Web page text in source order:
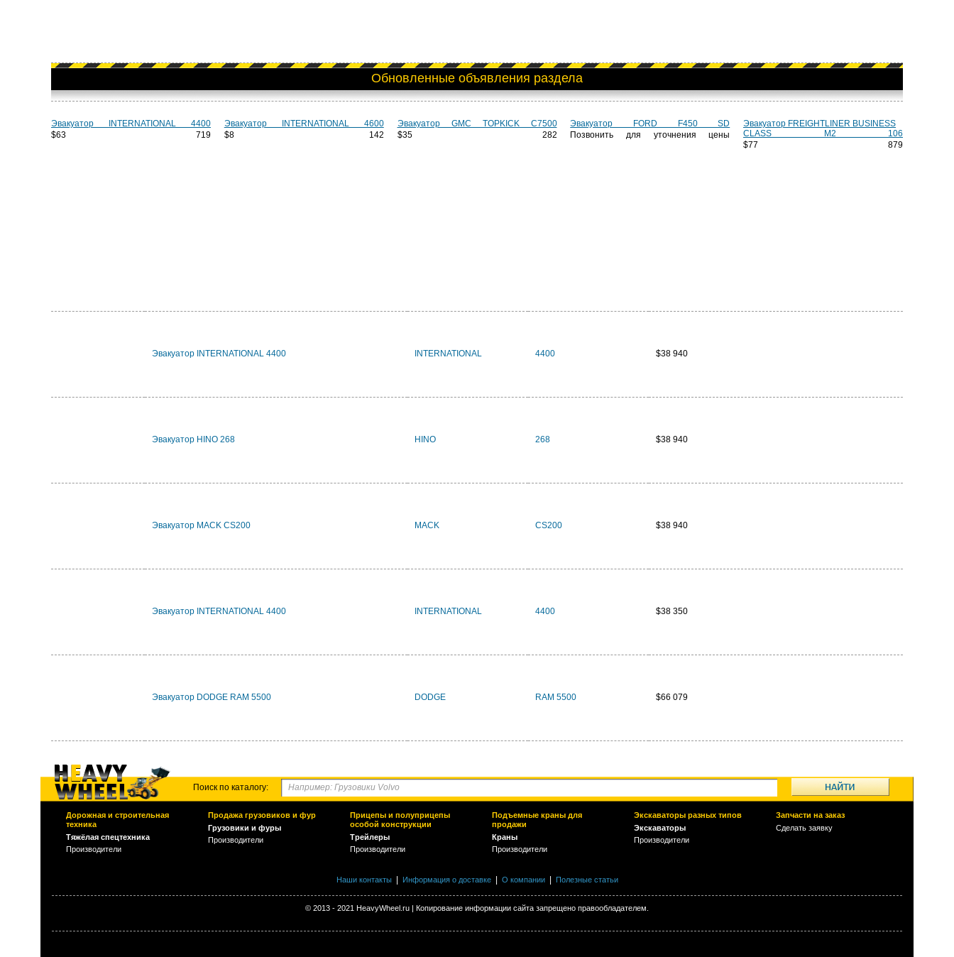
Обновленные объявления раздела
Эвакуатор INTERNATIONAL 4400
$63 719
Эвакуатор INTERNATIONAL 4600
$8 142
Эвакуатор GMC TOPKICK C7500
$35 282
Эвакуатор FORD F450 SD
Позвонить для уточнения цены
Эвакуатор FREIGHTLINER BUSINESS
CLASS M2 106
$77 879
Эвакуатор INTERNATIONAL 4400 INTERNATIONAL 4400 $38 940
Эвакуатор HINO 268 HINO 268 $38 940
Эвакуатор MACK CS200 MACK CS200 $38 940
Эвакуатор INTERNATIONAL 4400 INTERNATIONAL 4400 $38 350
Эвакуатор DODGE RAM 5500 DODGE RAM 5500 $66 079
Поиск по каталогу:
Дорожная и строительная
техника
Тяжёлая спецтехника
Производители
Продажа грузовиков и фур
Грузовики и фуры
Производители
Прицепы и полуприцепы
особой конструкции
Трейлеры
Производители
Подъемные краны для
продажи
Краны
Производители
Экскаваторы разных типов
Экскаваторы
Производители
Запчасти на заказ
Сделать заявку
Наши контакты Информация о доставке О компании Полезные статьи
© 2013 - 2021 HeavyWheel.ru | Копирование информации сайта запрещено правообладателем.